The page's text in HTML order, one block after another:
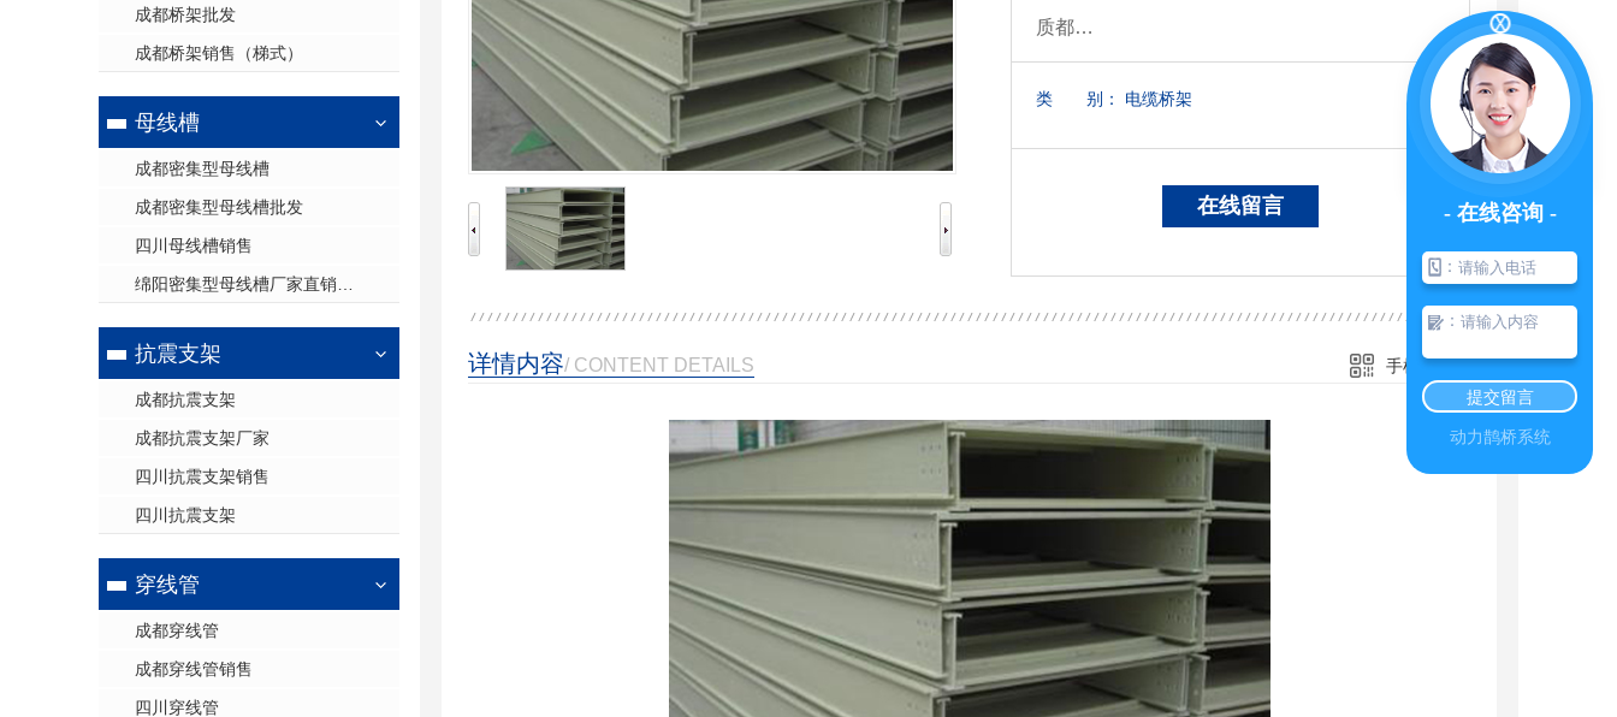
成都桥架批发
成都桥架销售（梯式）
母线槽
成都密集型母线槽
成都密集型母线槽批发
四川母线槽销售
抗震支架
成都抗震支架
成都抗震支架厂家
四川抗震支架销售
四川抗震支架
穿线管
成都穿线管
成都穿线管销售
四川穿线管
质都…
类 别： 电缆桥架
在线留言
详情内容/ CONTENT DETAILS 手机扫一扫
- 在线咨询 -
：
：
提交留言
动力鹊桥系统